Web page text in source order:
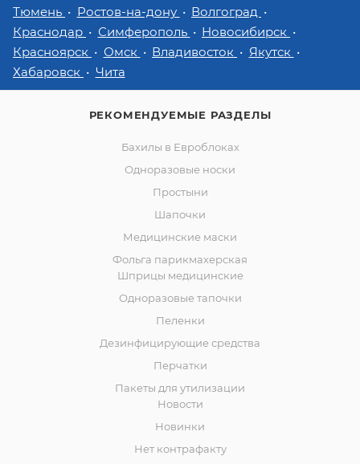
Тюмень
Ростов-на-дону
Волгоград
Краснодар
Симферополь
Новосибирск
Красноярск
Омск Владивосток
Якутск
Хабаровск
Чита
РЕКОМЕНДУЕМЫЕ РАЗДЕЛЫ
Бахилы в Евроблоках
Одноразовые носки
Простыни
Шапочки
Медицинские маски
Фольга парикмахерская
Шприцы медицинские
Одноразовые тапочки
Пеленки
Дезинфицирующие средства
Перчатки
Пакеты для утилизации
Новости
Новинки
Нет контрафакту